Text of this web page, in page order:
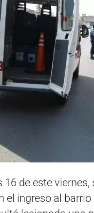
16 de este
el ingreso al